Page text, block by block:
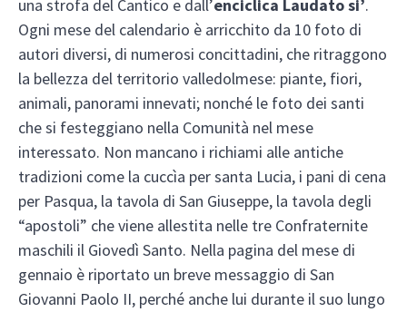
una strofa del Cantico e dall’enciclica Laudato si’.
Ogni mese del calendario è arricchito da 10 foto di
autori diversi, di numerosi concittadini, che ritraggono
la bellezza del territorio valledolmese: piante, fiori,
animali, panorami innevati; nonché le foto dei santi
che si festeggiano nella Comunità nel mese
interessato. Non mancano i richiami alle antiche
tradizioni come la cuccìa per santa Lucia, i pani di cena
per Pasqua, la tavola di San Giuseppe, la tavola degli
“apostoli” che viene allestita nelle tre Confraternite
maschili il Giovedì Santo. Nella pagina del mese di
gennaio è riportato un breve messaggio di San
Giovanni Paolo II, perché anche lui durante il suo lungo